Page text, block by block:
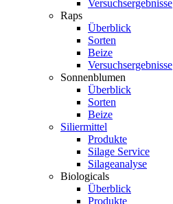
Versuchsergebnisse
Raps
Überblick
Sorten
Beize
Versuchsergebnisse
Sonnenblumen
Überblick
Sorten
Beize
Siliermittel
Produkte
Silage Service
Silageanalyse
Biologicals
Überblick
Produkte